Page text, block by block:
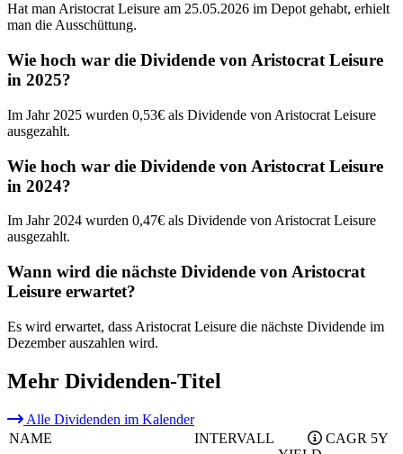
Hat man Aristocrat Leisure am 25.05.2026 im Depot gehabt, erhielt
man die Ausschüttung.
Wie hoch war die Dividende von Aristocrat Leisure
in 2025?
Im Jahr 2025 wurden 0,53€ als Dividende von Aristocrat Leisure
ausgezahlt.
Wie hoch war die Dividende von Aristocrat Leisure
in 2024?
Im Jahr 2024 wurden 0,47€ als Dividende von Aristocrat Leisure
ausgezahlt.
Wann wird die nächste Dividende von Aristocrat
Leisure erwartet?
Es wird erwartet, dass Aristocrat Leisure die nächste Dividende im
Dezember auszahlen wird.
Mehr Dividenden-Titel
Alle Dividenden im Kalender
NAME
INTERVALL
CAGR 5Y